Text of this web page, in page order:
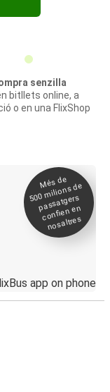
senzilla
bitllets online, a
o en una FlixShop
Més de
500
milions de
passatgers
confien en
nosaltres